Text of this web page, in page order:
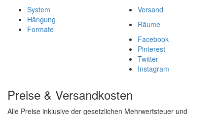
System
Hängung
Formate
Versand
Räume
Facebook
Pinterest
Twitter
Instagram
Preise & Versandkosten
Alle Preise inklusive der gesetzlichen Mehrwertsteuer und